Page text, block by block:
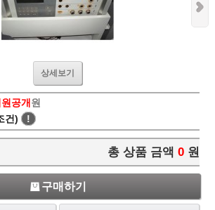
상세보기
공개 원
건) !
총 상품 금액 0 원
구매하기